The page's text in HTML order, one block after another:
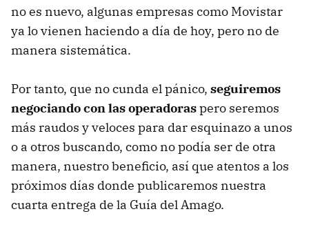
no es nuevo, algunas empresas como Movistar
ya lo vienen haciendo a día de hoy, pero no de
manera sistemática.
Por tanto, que no cunda el pánico, seguiremos
negociando con las operadoraspero seremos
más raudos y veloces para dar esquinazo a unos
o a otros buscando, como no podía ser de otra
manera, nuestro beneficio, así que atentos a los
próximos días donde publicaremos nuestra
cuarta entrega de la Guía del Amago.